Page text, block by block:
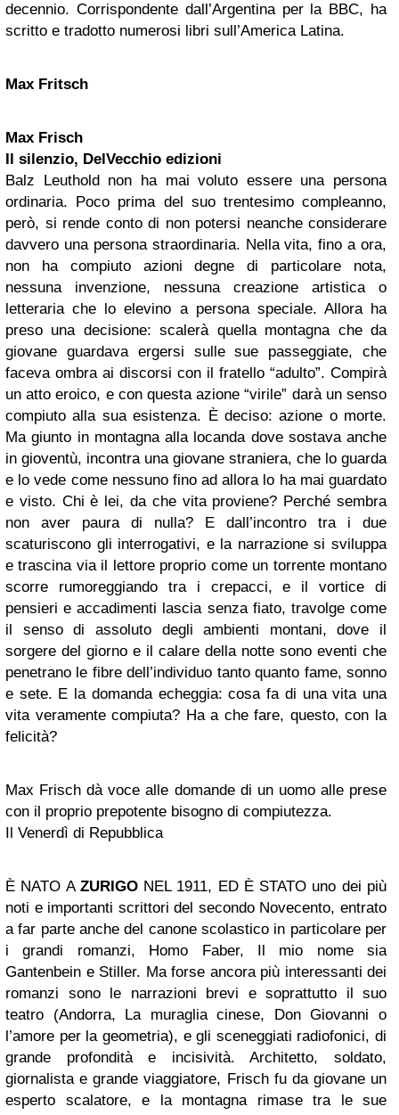
decennio. Corrispondente dall’Argentina per la BBC, ha
scritto e tradotto numerosi libri sull’America Latina.
Max Fritsch
Max Frisch
Il silenzio, DelVecchio edizioni
Balz Leuthold non ha mai voluto essere una persona
ordinaria. Poco prima del suo trentesimo compleanno,
però, si rende conto di non potersi neanche considerare
davvero una persona straordinaria. Nella vita, fino a ora,
non ha compiuto azioni degne di particolare nota,
nessuna invenzione, nessuna creazione artistica o
letteraria che lo elevino a persona speciale. Allora ha
preso una decisione: scalerà quella montagna che da
giovane guardava ergersi sulle sue passeggiate, che
faceva ombra ai discorsi con il fratello “adulto”. Compirà
un atto eroico, e con questa azione “virile” darà un senso
compiuto alla sua esistenza. È deciso: azione o morte.
Ma giunto in montagna alla locanda dove sostava anche
in gioventù, incontra una giovane straniera, che lo guarda
e lo vede come nessuno fino ad allora lo ha mai guardato
e visto. Chi è lei, da che vita proviene? Perché sembra
non aver paura di nulla? E dall’incontro tra i due
scaturiscono gli interrogativi, e la narrazione si sviluppa
e trascina via il lettore proprio come un torrente montano
scorre rumoreggiando tra i crepacci, e il vortice di
pensieri e accadimenti lascia senza fiato, travolge come
il senso di assoluto degli ambienti montani, dove il
sorgere del giorno e il calare della notte sono eventi che
penetrano le fibre dell’individuo tanto quanto fame, sonno
e sete. E la domanda echeggia: cosa fa di una vita una
vita veramente compiuta? Ha a che fare, questo, con la
felicità?
Max Frisch dà voce alle domande di un uomo alle prese
con il proprio prepotente bisogno di compiutezza.
Il Venerdì di Repubblica
È NATO A ZURIGONEL 1911, ED È STATO uno dei più
noti e importanti scrittori del secondo Novecento, entrato
a far parte anche del canone scolastico in particolare per
i grandi romanzi, Homo Faber, Il mio nome sia
Gantenbein e Stiller. Ma forse ancora più interessanti dei
romanzi sono le narrazioni brevi e soprattutto il suo
teatro (Andorra, La muraglia cinese, Don Giovanni o
l’amore per la geometria), e gli sceneggiati radiofonici, di
grande profondità e incisività. Architetto, soldato,
giornalista e grande viaggiatore, Frisch fu da giovane un
esperto scalatore, e la montagna rimase tra le sue